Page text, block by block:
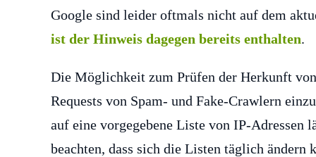
Google sind leider oftmals nicht auf dem
ist der Hinweis dagegen bereits enthalten.
Die Möglichkeit zum Prüfen der Herkunft
Requests von Spam- und Fake-Crawlern
auf eine vorgegebene Liste von IP-Adressen
beachten, dass sich die Listen täglich ändern